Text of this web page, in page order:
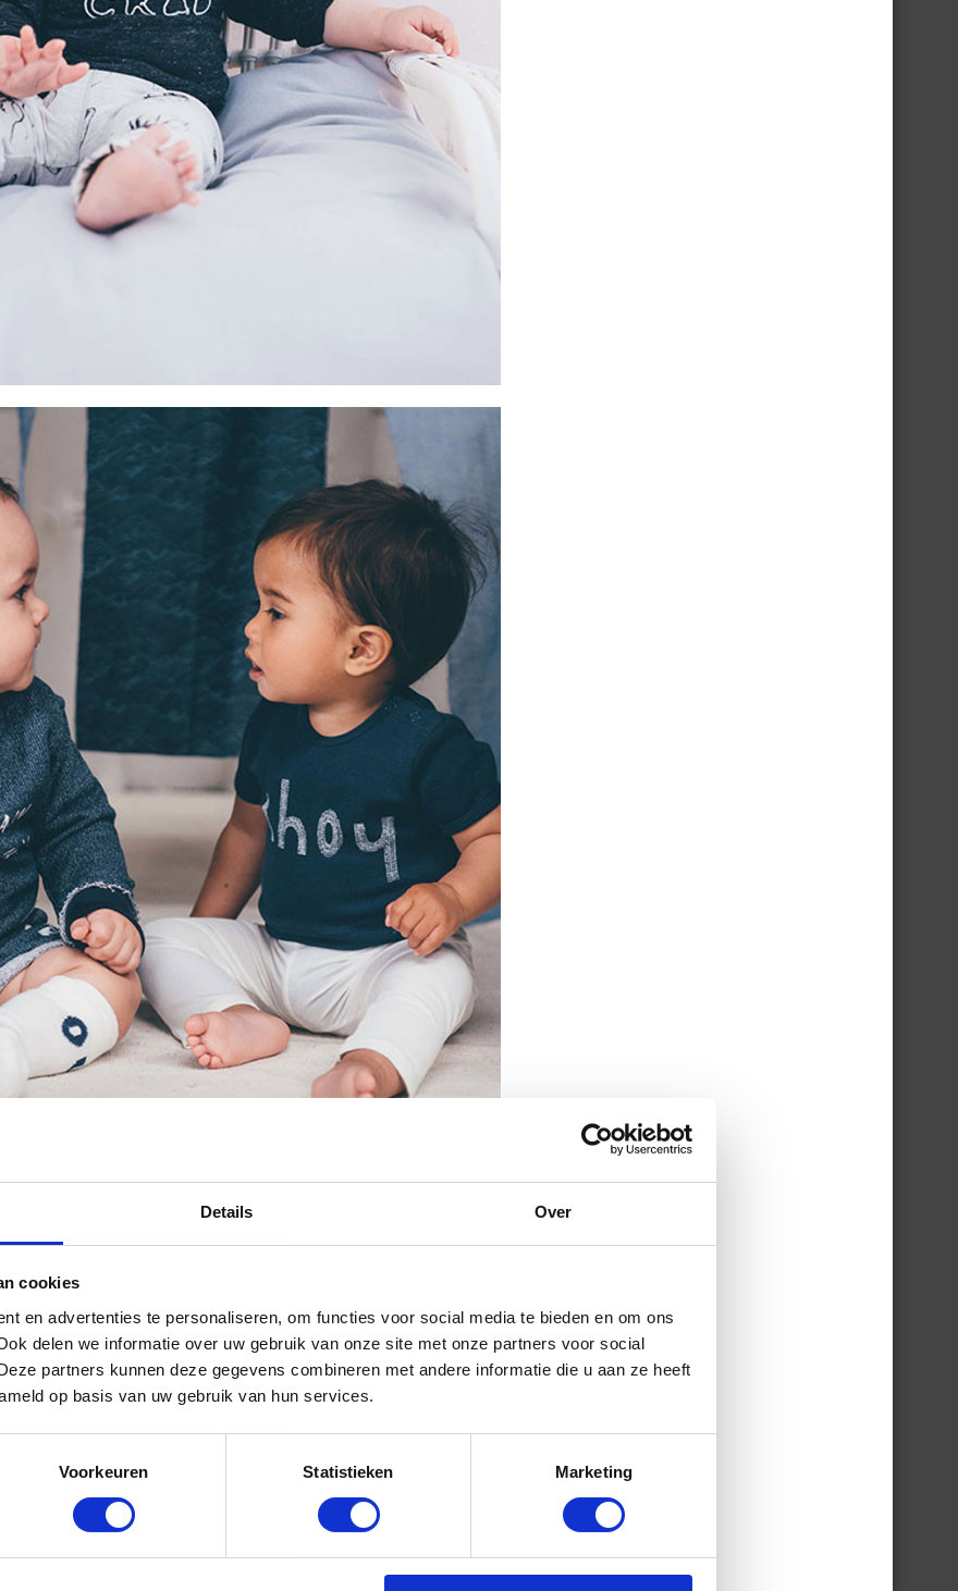
Details Over
cookies
en advertenties te personaliseren, om functies voor social media te bieden en om ons
delen we informatie over uw gebruik van onze site met onze partners voor social
partners kunnen deze gegevens combineren met andere informatie die u aan ze heeft
op basis van uw gebruik van hun services.
Voorkeuren Statistieken Marketing